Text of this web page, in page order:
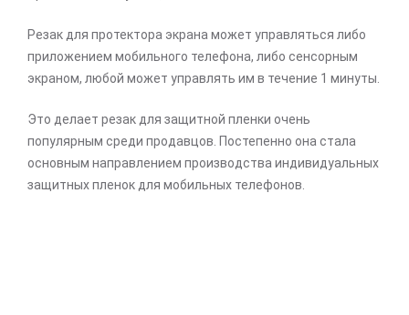
Резак для протектора экрана может управляться либо
приложением мобильного телефона, либо сенсорным
экраном, любой может управлять им в течение 1 минуты.
Это делает резак для защитной пленки очень
популярным среди продавцов. Постепенно она стала
основным направлением производства индивидуальных
защитных пленок для мобильных телефонов.